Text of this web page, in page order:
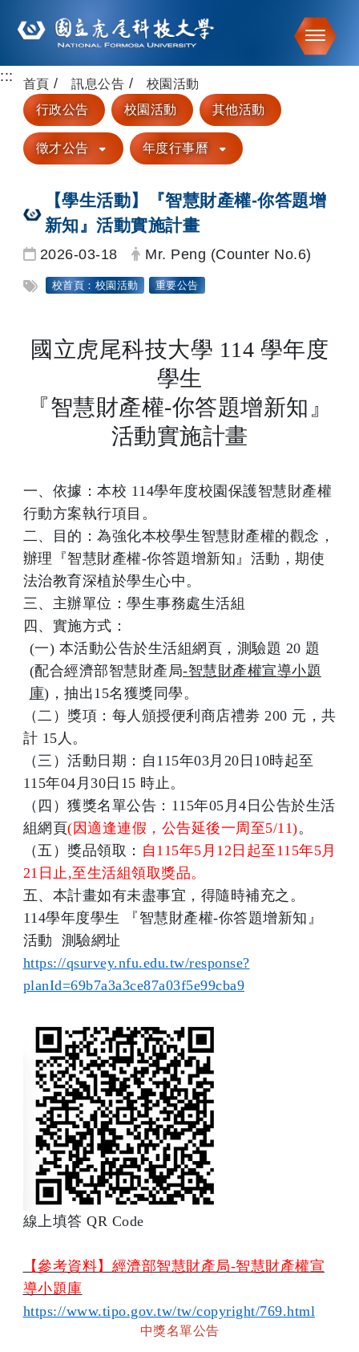
跳到主要內容
::: 首頁 訊息公告
校園活動
行政公告
校園活動 其他活動
徵才公告 年度行事曆
【學生活動】『智慧財產權-你答題增
新知』活動實施計畫
日期：
2026-03-18 發布者：
Mr. Peng (Counter No.6)
標籤：
校首頁：校園活動 重要公告
國立虎尾科技大學 114 學年度
學生
『智慧財產權-你答題增新知』
活動實施計畫
一、依據：本校 114學年度校園保護智慧財產權
行動方案執行項目。
二、目的：為強化本校學生智慧財產權的觀念，
辦理『智慧財產權-你答題增新知』活動，期使
法治教育深植於學生心中。
三、主辦單位：學生事務處生活組
四、實施方式：
(一) 本活動公告於生活組網頁，測驗題 20 題
(配合經濟部智慧財產局-智慧財產權宣導小題
庫)，抽出15名獲獎同學。
（二）獎項：每人頒授便利商店禮劵 200 元，共
計 15人。
（三）活動日期：自115年03月20日10時起至
115年04月30日15 時止。
（四）獲獎名單公告：115年05月4日公告於生活
組網頁(因適逢連假，公告延後一周至5/11)。
（五）獎品領取： 自115年5月12日起至115年5月
21日止,至生活組領取獎品。
五、本計畫如有未盡事宜，得隨時補充之。
114學年度學生 『智慧財產權-你答題增新知』
活動 測驗網址
https://qsurvey.nfu.edu.tw/response?
planId=69b7a3a3ce87a03f5e99cba9連結
線上填答 QR Code
【參考資料】經濟部智慧財產局-智慧財產權宣
導小題庫
https://www.tipo.gov.tw/tw/copyright/769.html
中獎名單公告